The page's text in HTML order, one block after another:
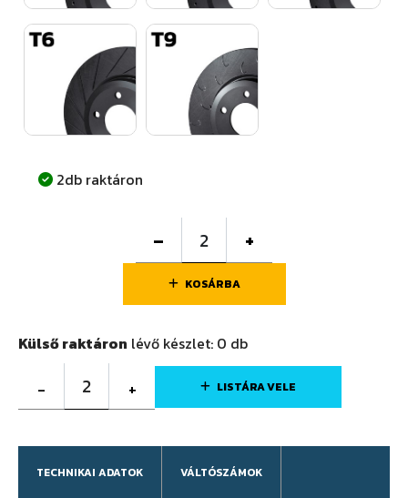
2db raktáron
– +
KOSÁRBA
Külső raktáron lévő készlet: 0 db
- 2 + LISTÁRA VELE
TECHNIKAI ADATOK VÁLTÓSZÁMOK